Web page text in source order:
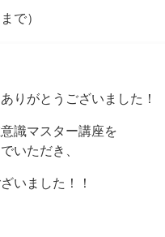
で）
りがとうございました！
識マスター講座を
いただき、
いました！！